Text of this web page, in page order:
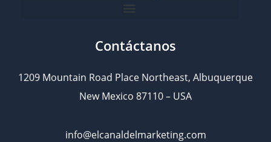
Contáctanos
1209 Mountain Road Place Northeast, Albuquerque
New Mexico 87110 – USA
info@elcanaldelmarketing.com